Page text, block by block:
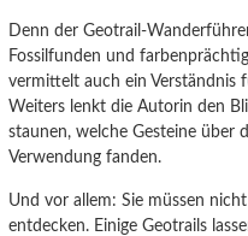
Denn der Geotrail-
Fossilfunden und
vermittelt auch ein Verständnis
Weiters lenkt die Autorin den
staunen, welche Gesteine über
Verwendung fanden.
Und vor allem: Sie müssen
entdecken. Einige Geotrails